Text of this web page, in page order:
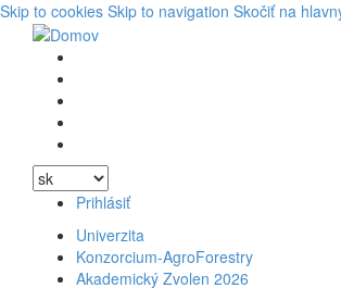
Skip to cookies Skip to navigation Skočiť na
Prihlásiť
Univerzita
Konzorcium-AgroForestry
Akademický Zvolen 2026